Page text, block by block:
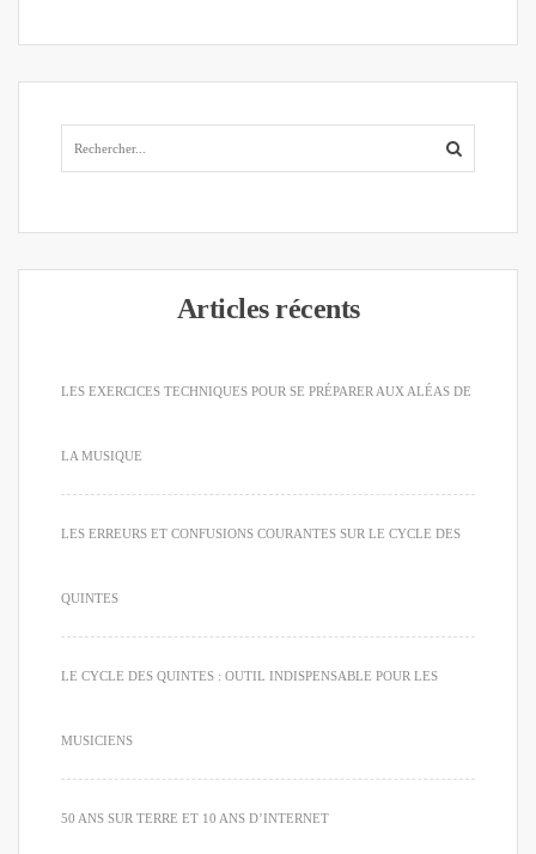
Articles récents
LES EXERCICES TECHNIQUES POUR SE PRÉPARER AUX ALÉAS DE
LA MUSIQUE
LES ERREURS ET CONFUSIONS COURANTES SUR LE CYCLE DES
QUINTES
LE CYCLE DES QUINTES : OUTIL INDISPENSABLE POUR LES
MUSICIENS
50 ANS SUR TERRE ET 10 ANS D’INTERNET